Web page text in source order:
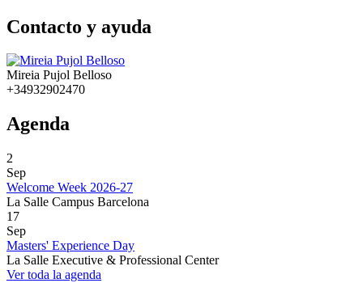
Contacto y ayuda
Mireia Pujol Belloso
+34932902470
Agenda
2
Sep
Welcome Week 2026-27
La Salle Campus Barcelona
17
Sep
Masters' Experience Day
La Salle Executive & Professional Center
Ver toda la agenda